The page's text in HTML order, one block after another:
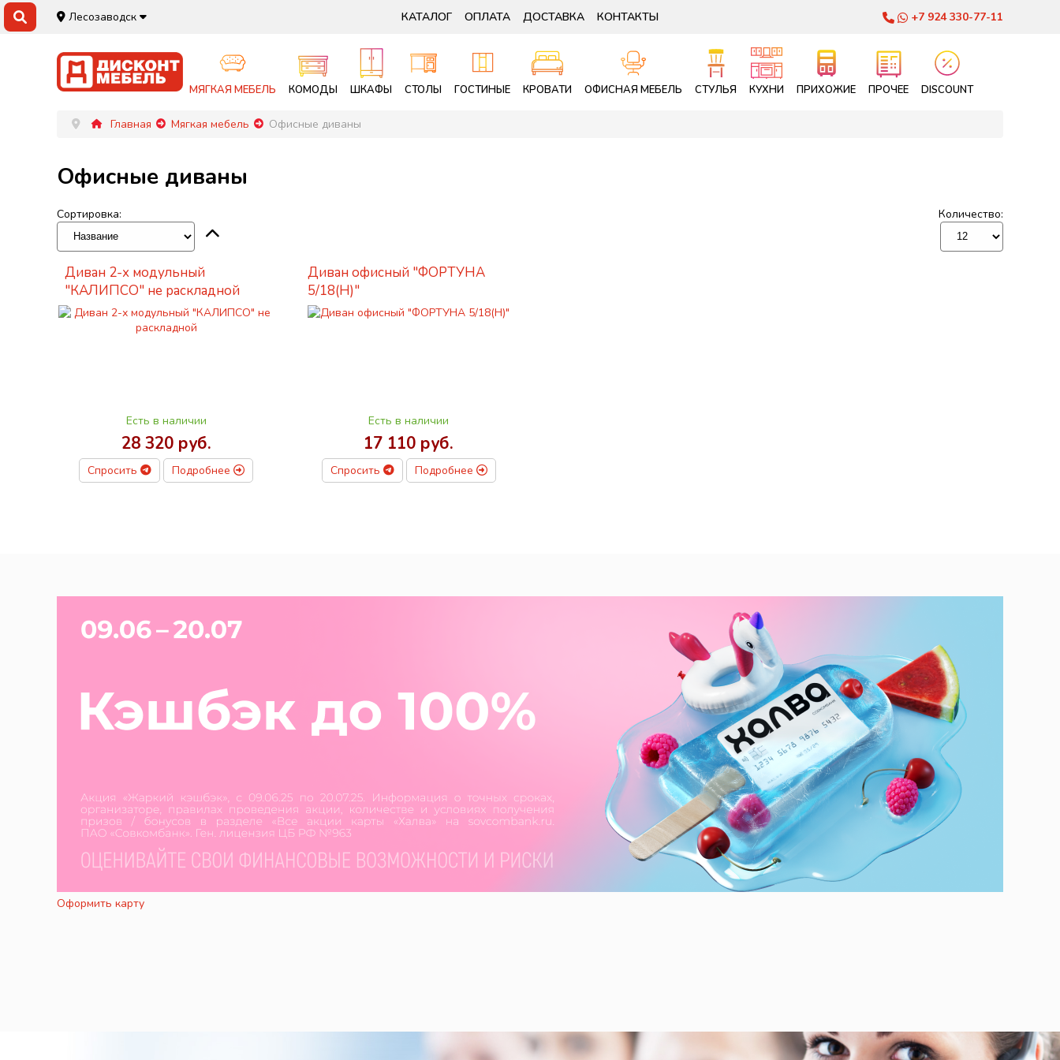
Лесозаводск КАТАЛОГ ОПЛАТА ДОСТАВКА КОНТАКТЫ +7 924 330-77-11
МЯГКАЯ МЕБЕЛЬ КОМОДЫ ШКАФЫ СТОЛЫ ГОСТИНЫЕ КРОВАТИ ОФИСНАЯ МЕБЕЛЬ СТУЛЬЯ КУХНИ ПРИХОЖИЕ ПРОЧЕЕ DISCOUNT
Главная Мягкая мебель Офисные диваны
Офисные диваны
Сортировка: Количество:
Диван 2-х модульный
"КАЛИПСО" не раскладной
Есть в наличии
28 320 руб.
Спросить Подробнее
Диван офисный "ФОРТУНА
5/18(Н)"
Есть в наличии
17 110 руб.
Спросить Подробнее
Оформить карту